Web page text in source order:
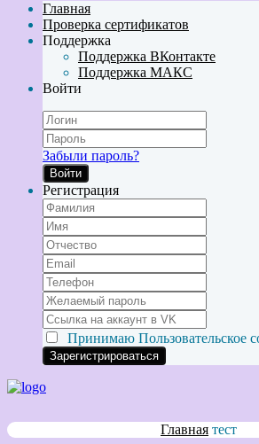
Главная
Проверка сертификатов
Поддержка
Поддержка ВКонтакте
Поддержка МАКС
Войти
Забыли пароль?
Войти
Регистрация
Принимаю Пользовательское
Главная тест